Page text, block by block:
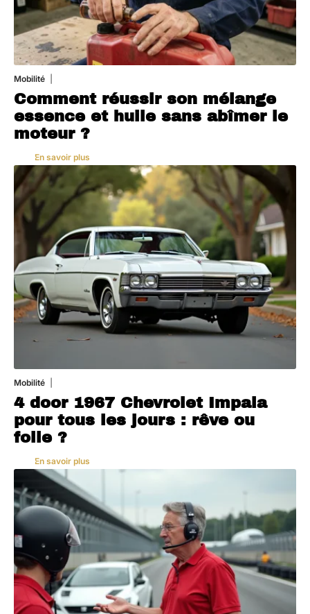
Mobilité
Comment réussir son mélange
essence et huile sans abîmer le
moteur ?
En savoir plus
Mobilité
4 door 1967 Chevrolet Impala
pour tous les jours : rêve ou
folie ?
En savoir plus